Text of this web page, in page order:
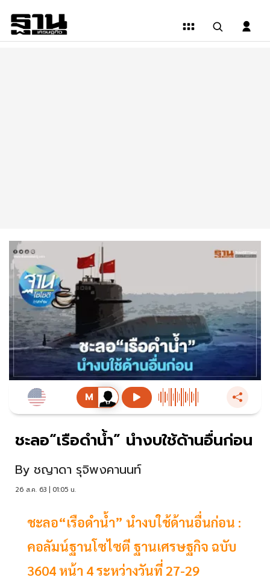
ชะลอ“เรือดำน้ำ” นำงบใช้ด้านอื่นก่อน
By ชญาดา รุจิพงคานนท์
26 ส.ค. 63 | 01:05 น.
ชะลอ“เรือดำน้ำ” นำงบใช้ด้านอื่นก่อน :
คอลัมน์ฐานโซไซตี ฐานเศรษฐกิจ ฉบับ
3604 หน้า 4 ระหว่างวันที่ 27-29